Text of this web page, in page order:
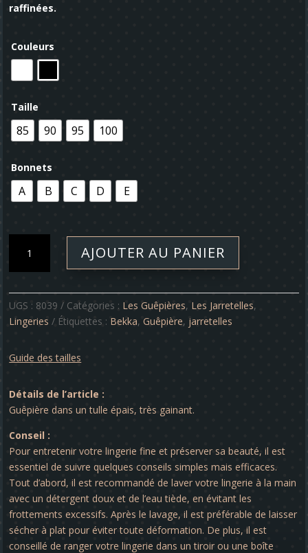
raffinées.
Couleurs
Taille
85 90 95 100
Bonnets
A B C D E
Guépière
Bekka
AJOUTER AU PANIER
UGS : 8039 Catégories : Les Guêpières, Les Jarretelles,
Lingeries
Étiquettes : Bekka, Guêpière, jarretelles
Guide des tailles
Détails de l’article :
Guêpière dans un tulle épais, très gainant.
Conseil :
Pour entretenir votre lingerie fine et préserver sa beauté, il est
essentiel de suivre quelques conseils simples mais efficaces.
Tout d’abord, il est recommandé de laver votre lingerie à la main
avec un détergent doux et de l’eau tiède, en évitant les
frottements excessifs. Après le lavage, il est préférable de laisser
sécher à plat pour éviter toute déformation. De plus, il est
conseillé de ranger votre lingerie dans un tiroir ou une boîte